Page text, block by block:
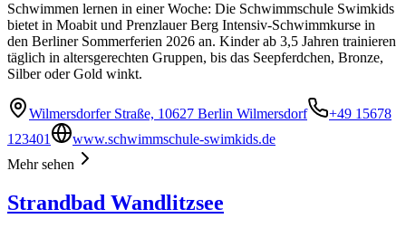
Schwimmen lernen in einer Woche: Die Schwimmschule Swimkids
bietet in Moabit und Prenzlauer Berg Intensiv-Schwimmkurse in
den Berliner Sommerferien 2026 an. Kinder ab 3,5 Jahren trainieren
täglich in altersgerechten Gruppen, bis das Seepferdchen, Bronze,
Silber oder Gold winkt.
Wilmersdorfer Straße, 10627 Berlin Wilmersdorf
+49 15678
123401
www.schwimmschule-swimkids.de
Mehr sehen
Strandbad Wandlitzsee